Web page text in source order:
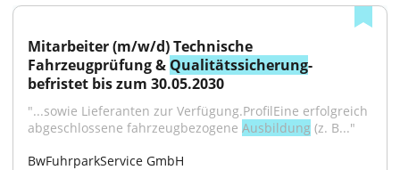
Mitarbeiter (m/w/d) Technische
Fahrzeugprüfung & Qualitätssicherung-
befristet bis zum 30.05.2030
"...sowie Lieferanten zur Verfügung.ProfilEine erfolgreich
abgeschlossene fahrzeugbezogene Ausbildung (z. B..."
BwFuhrparkService GmbH